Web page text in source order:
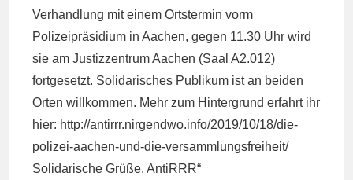
Verhandlung mit einem Ortstermin vorm
Polizeipräsidium in Aachen, gegen 11.30 Uhr wird
sie am Justizzentrum Aachen (Saal A2.012)
fortgesetzt. Solidarisches Publikum ist an beiden
Orten willkommen. Mehr zum Hintergrund erfahrt ihr
hier: http://antirrr.nirgendwo.info/2019/10/18/die-
polizei-aachen-und-die-versammlungsfreiheit/
Solidarische Grüße, AntiRRR“